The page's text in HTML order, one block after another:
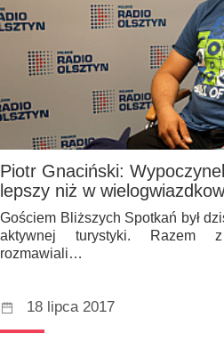
Piotr Gnaciński:
lepszy niż w
Gościem Bliższych Spotkań był
aktywnej turystyki. Razem
rozmawiali…
18 lipca 2017